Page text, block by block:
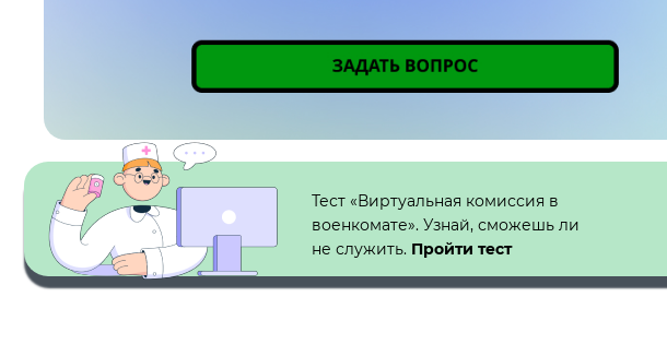
Кнопка №1
Тест «Виртуальная комиссия в
военкомате». Узнай, сможешь ли
не служить. Пройти тест